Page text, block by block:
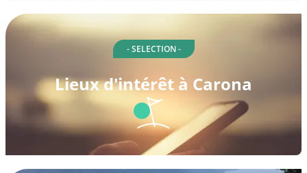
- SELECTION -
Lieux d'intérêt à Carona